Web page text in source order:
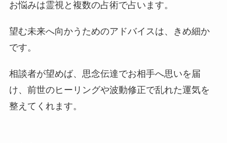
お悩みは霊視と複数の占術で占います。
望む未来へ向かうためのアドバイスは、きめ細か
です。
相談者が望めば、思念伝達でお相手へ思いを届
け、前世のヒーリングや波動修正で乱れた運気を
整えてくれます。